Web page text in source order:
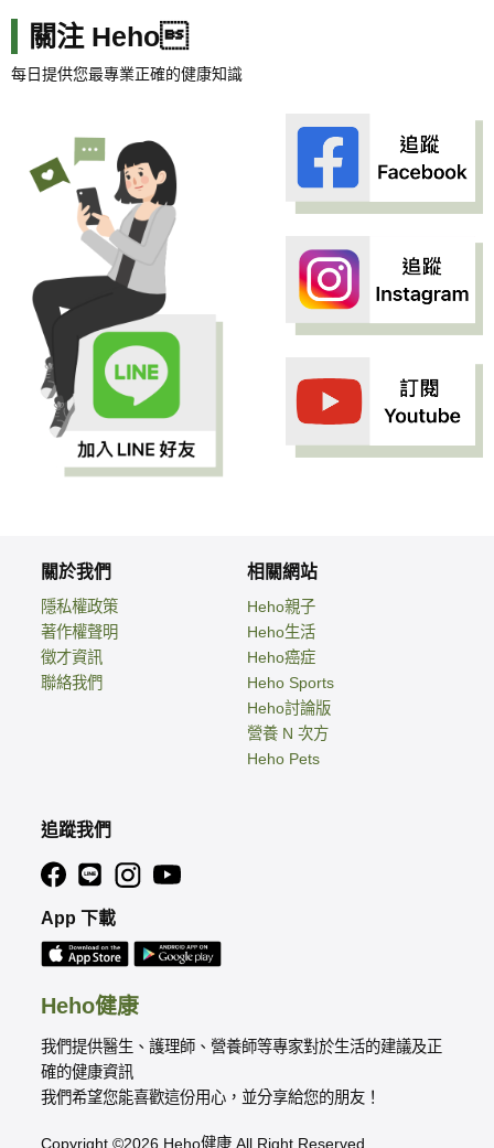
關注 Heho
每日提供您最專業正確的健康知識
Heho健康
我們提供醫生、護理師、營養師等專家對於生活的建議及正
確的健康資訊
我們希望您能喜歡這份用心，並分享給您的朋友！
Copyright ©2026 Heho健康 All Right Reserved.
關於我們
隱私權政策
著作權聲明
徵才資訊
聯絡我們
相關網站
Heho親子
Heho生活
Heho癌症
Heho Sports
Heho討論版
營養 N 次方
Heho Pets
追蹤我們
App 下載